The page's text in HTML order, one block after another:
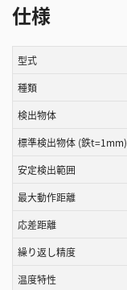
仕様
型式
種類
検出物体
標準検出物体 (鉄t=1mm)
安定検出範囲
最大動作距離
応差距離
繰り返し精度
温度特性